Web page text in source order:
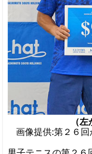
（
画像提供:第２６